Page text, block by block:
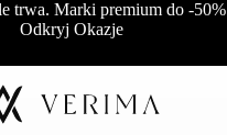
trwa. Marki premium do -50%
Odkryj Okazje